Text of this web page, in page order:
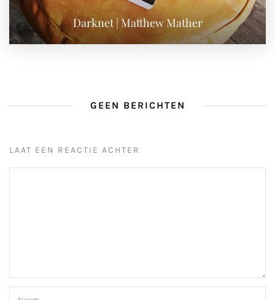
Darknet | Matthew Mather
GEEN BERICHTEN
LAAT EEN REACTIE ACHTER